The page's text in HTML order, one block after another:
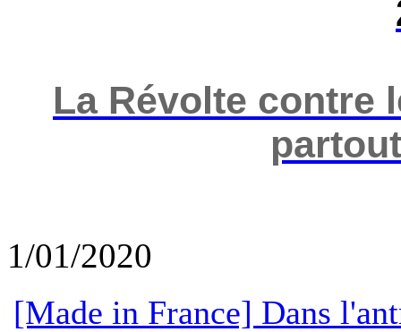
La Révolte contre
1/01/2020
[Made in France] Dans